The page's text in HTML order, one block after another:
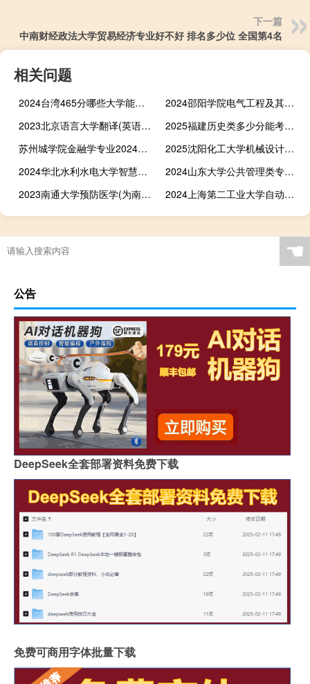
下一篇
中南财经政法大学贸易经济专业好不好 排名多少位 全国第4名
相关问题
2024台湾465分哪些大学能录取？ 附1所能报考大学名单
2024邵阳学院电气工程及其自动化专业在内蒙古录取分数线
2023北京语言大学翻译(英语)专业在北京录取分数线 最低607分
2025福建历史类多少分能考上青岛大学 522左右(2024各专业分)
苏州城学院金融学专业2024在河南录取最低分(含2023-2024历年)
2025沈阳化工大学机械设计制造及其自动化专业在山东最低多少分录取 最低分512(含2023-2024专业分)
2024华北水利水电大学智慧水利专业各省录取分数线
2024山东大学公共管理类专业在山西最低多少分 最低565分
2023南通大学预防医学(为南京市六合区定向培养)专业分数线
2024上海第二工业大学自动化专业在福建录取分数线最低多少分
☚
公告
DeepSeek全套部署资料免费下载
免费可商用字体批量下载